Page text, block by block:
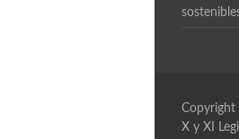
X y XI